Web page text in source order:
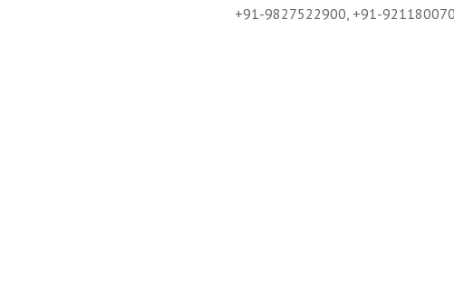
+91-9827522900, +91-